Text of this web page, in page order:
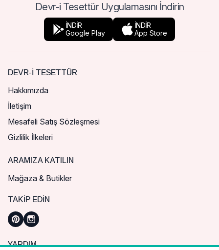
Devr-i Tesettür Uygulamasını İndirin
İNDİR
Google Play
İNDİR
App Store
DEVR-I TESETTÜR
Hakkımızda
İletişim
Mesafeli Satış Sözleşmesi
Gizlilik İlkeleri
ARAMIZA KATILIN
Mağaza & Butikler
TAKIP EDIN
YARDIM